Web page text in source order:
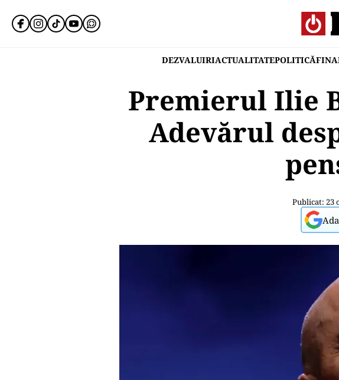
DEZVALUIRIACTUALITATEPOLITICĂ
Premierul Ilie
Adevărul
Publicat: 23